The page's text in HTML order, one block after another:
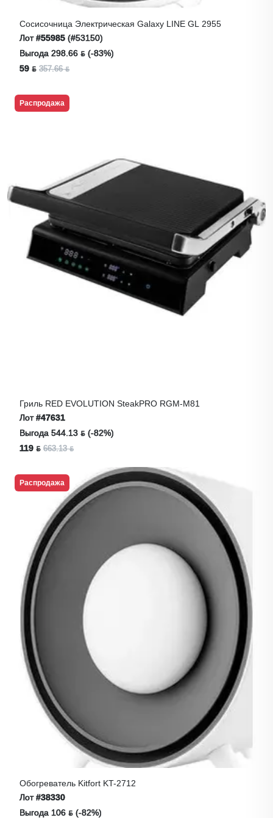
Сосисочница Электрическая Galaxy LINE GL 2955
Лот#55985 (#53150)
Выгода 298.66 ƃ (-83%)
59 ƃ 357.66 ƃ
Распродажа
Гриль RED EVOLUTION SteakPRO RGM-M81
Лот#47631
Выгода 544.13 ƃ (-82%)
119 ƃ 663.13 ƃ
Распродажа
Обогреватель Kitfort KT-2712
Лот#38330
Выгода 106 ƃ (-82%)